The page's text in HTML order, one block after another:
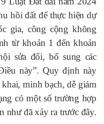
hồi đất để thực hiện dự
gia, công cộng không
từ khoản 1 đến khoản
sửa đổi, bổ sung các
này”. Quy định này
minh bạch, dễ giám
có một số trường hợp
như đã xảy ra trước đây.